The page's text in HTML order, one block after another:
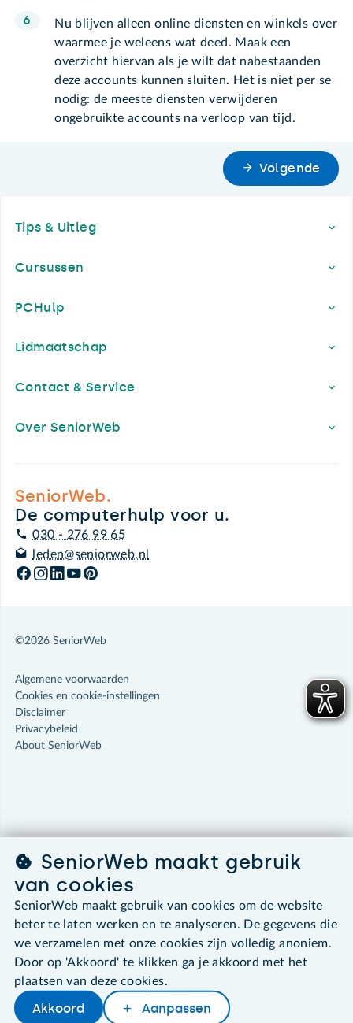
Later lezenDelenWoordenboek
Nu blijven alleen online diensten en winkels over
waarmee je weleens wat deed. Maak een
overzicht hiervan als je wilt dat nabestaanden
deze accounts kunnen sluiten. Het is niet per se
nodig: de meeste diensten verwijderen
ongebruikte accounts na verloop van tijd.
Volgende
Tips & Uitleg
Cursussen
PCHulp
Lidmaatschap
Contact & Service
Over SeniorWeb
SeniorWeb.
De computerhulp voor u.
030 - 276 99 65
leden@seniorweb.nl
©2026 SeniorWeb
Algemene voorwaarden
Cookies en cookie-instellingen
Disclaimer
Privacybeleid
About SeniorWeb
SeniorWeb maakt gebruik
van cookies
SeniorWeb maakt gebruik van cookies om de website
beter te laten werken en te analyseren. De gegevens die
we verzamelen met onze cookies zijn volledig anoniem.
Door op 'Akkoord' te klikken ga je akkoord met het
plaatsen van deze cookies.
Akkoord Aanpassen